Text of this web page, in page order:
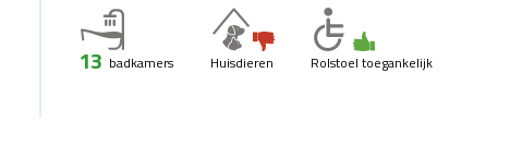
13 badkamers Huisdieren Rolstoel toegankelijk